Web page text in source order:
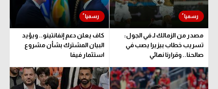
مصدر من الزمالك لـ في الجول:
تسريب خطاب بيزيرا يصب في
صالحنا.. وقرارنا نهائي
كاف يعلن دعم إنفانتينو.. ويؤيد
البيان المشترك بشأن مشروع
استثمار فيفا